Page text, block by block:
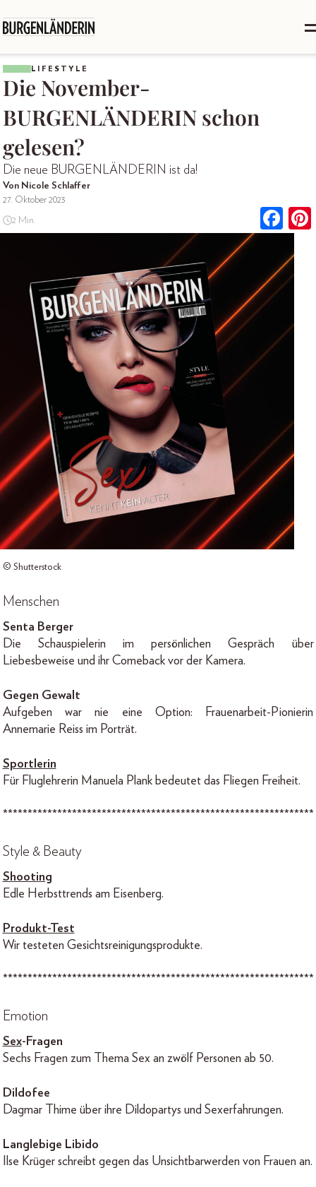
LIFESTYLE
Die November-
BURGENLÄNDERIN schon
gelesen?
Die neue BURGENLÄNDERIN ist da!
Von Nicole Schlaffer
27. Oktober 2023
2 Min.
© Shutterstock
Menschen
Senta Berger
Die Schauspielerin im persönlichen Gespräch über
Liebesbeweise und ihr Comeback vor der Kamera.
Gegen Gewalt
Aufgeben war nie eine Option: Frauenarbeit-Pionierin
Annemarie Reiss im Porträt.
Sportlerin
Für Fluglehrerin Manuela Plank bedeutet das Fliegen Freiheit.
***************************************************************
Style & Beauty
Shooting
Edle Herbsttrends am Eisenberg.
Produkt-Test
Wir testeten Gesichtsreinigungsprodukte.
***************************************************************
Emotion
Sex-Fragen
Sechs Fragen zum Thema Sex an zwölf Personen ab 50.
Dildofee
Dagmar Thime über ihre Dildopartys und Sexerfahrungen.
Langlebige Libido
Ilse Krüger schreibt gegen das Unsichtbarwerden von Frauen an.